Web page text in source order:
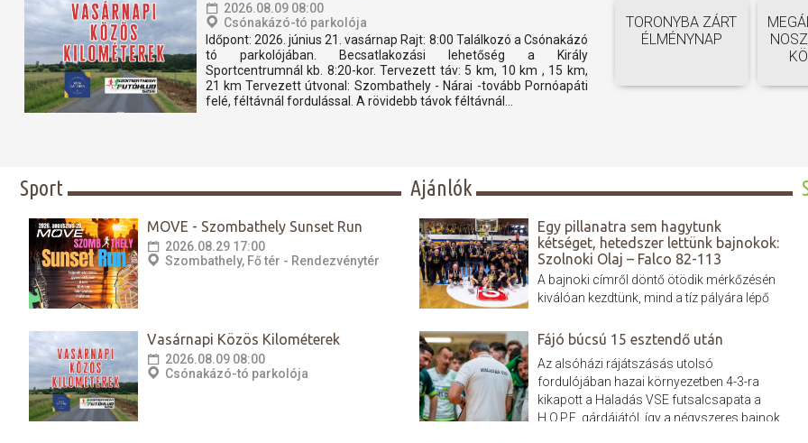
2026.08.09 08:00
Csónakázó-tó parkolója
Időpont: 2026. június 21. vasárnap Rajt: 8:00 Találkozó a Csónakázó
tó parkolójában. Becsatlakozási lehetőség a Király
Sportcentrumnál kb. 8:20-kor. Tervezett táv: 5 km, 10 km , 15 km,
21 km Tervezett útvonal: Szombathely - Nárai -tovább Pornóapáti
felé, féltávnál fordulással. A rövidebb távok féltávnál...
TORONYBA ZÁRT
ÉLMÉNYNAP
Sport
MOVE - Szombathely Sunset Run
2026.08.29 17:00
Szombathely, Fő tér - Rendezvénytér
Vasárnapi Közös Kilométerek
2026.08.09 08:00
Csónakázó-tó parkolója
Ajánlók
Egy pillanatra sem hagytunk
kétséget, hetedszer lettünk bajnokok:
Szolnoki Olaj – Falco 82-113
A bajnoki címről döntő ötödik mérkőzésén
kiválóan kezdtünk, mind a tíz pályára lépő
megléptünk. Aztán valóságos kosáresőt
zúdítottunk rájuk, a félidőben, 14 pont volt
az előnyünk. A harmadik játékrészben
teljesen szétestek a hazaiak, a hajrában
pedig jól menedzseltük...
Fájó búcsú 15 esztendő után
Az alsóházi rájátszásás utolsó
fordulójában hazai környezetben 4-3-ra
kikapott a Haladás VSE futsalcsapata a
H.O.P.E. gárdájától, így a négyszeres bajnok,